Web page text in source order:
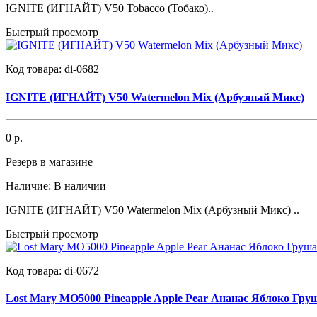
IGNITE (ИГНАЙТ) V50 Tobacco (Тобако)..
Быстрый просмотр
Код товара: di-0682
IGNITE (ИГНАЙТ) V50 Watermelon Mix (Арбузный Микс)
0 р.
Резерв в магазине
Наличие: В наличии
IGNITE (ИГНАЙТ) V50 Watermelon Mix (Арбузный Микс) ..
Быстрый просмотр
Код товара: di-0672
Lost Mary MO5000 Pineapple Apple Pear Ананас Яблоко